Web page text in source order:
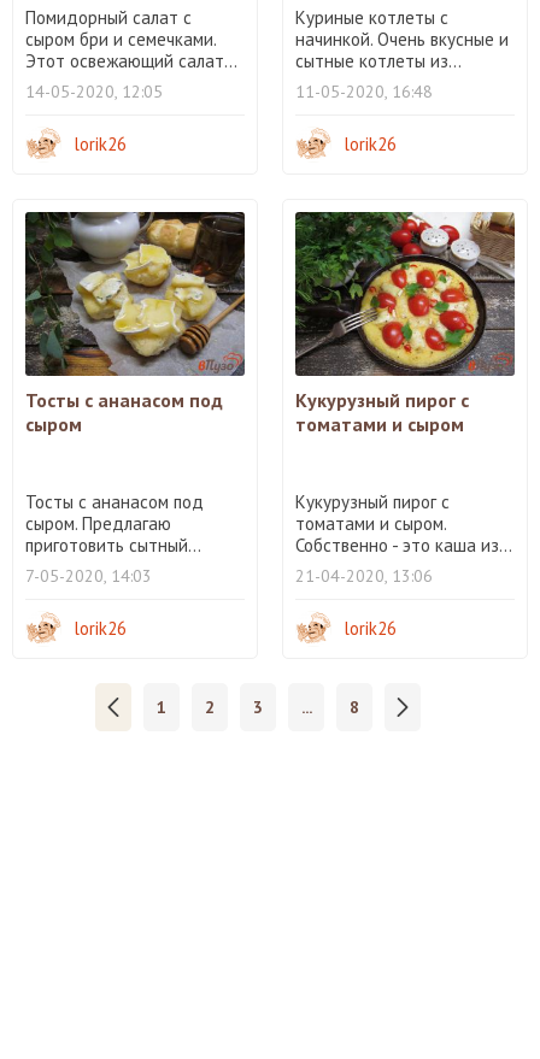
Помидорный салат с
сыром бри и семечками.
Этот освежающий салат...
14-05-2020, 12:05
lorik26
Куриные котлеты с
начинкой. Очень вкусные и
сытные котлеты из...
11-05-2020, 16:48
lorik26
Тосты с ананасом под
сыром
Тосты с ананасом под
сыром. Предлагаю
приготовить сытный...
7-05-2020, 14:03
lorik26
Кукурузный пирог с
томатами и сыром
Кукурузный пирог с
томатами и сыром.
Собственно - это каша из...
21-04-2020, 13:06
lorik26
1 2 3 ... 8